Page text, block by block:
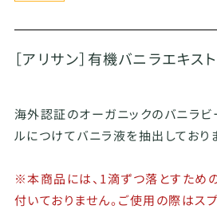
［アリサン］有機バニラエキス
海外認証のオーガニックのバニラビ
ルにつけてバニラ液を抽出しており
※本商品には、1滴ずつ落とすため
付いておりません。ご使用の際はスプ